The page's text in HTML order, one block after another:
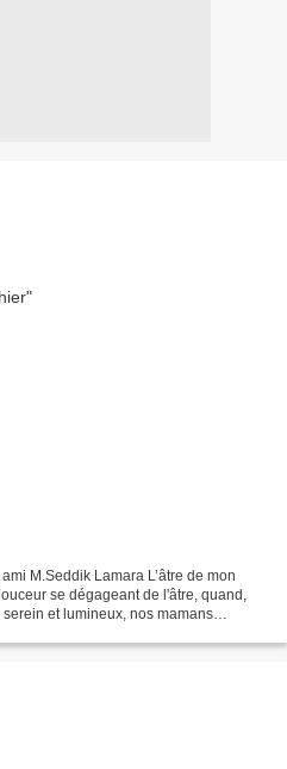
M.Seddik Lamara L’âtre de mon
se dégageant de l'âtre, quand,
et lumineux, nos mamans